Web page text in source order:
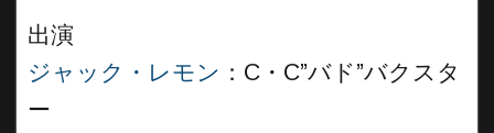
出演
ジャック・レモン ：C・C”バド”バクスタ
ー